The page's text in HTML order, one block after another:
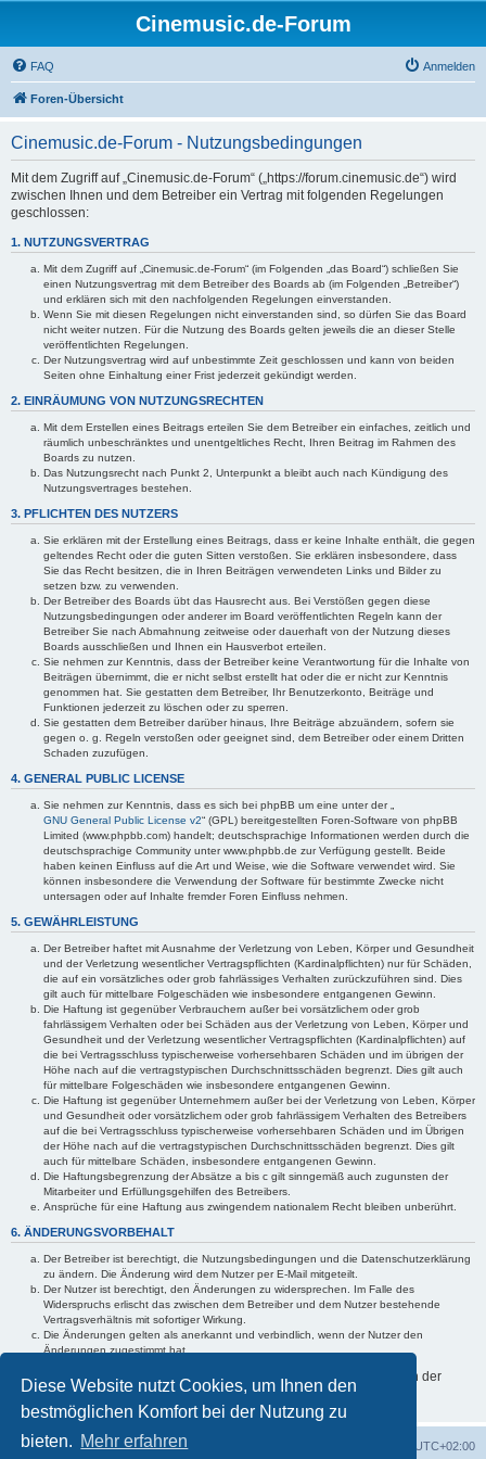
Diese Website nutzt Cookies, um Ihnen den
bestmöglichen Komfort bei der Nutzung zu
bieten. Mehr erfahren
Cinemusic.de-Forum
FAQ Anmelden
Foren-Übersicht
Cinemusic.de-Forum - Nutzungsbedingungen
Mit dem Zugriff auf „Cinemusic.de-Forum“ („https://forum.cinemusic.de“) wird
zwischen Ihnen und dem Betreiber ein Vertrag mit folgenden Regelungen
geschlossen:
1. NUTZUNGSVERTRAG
Mit dem Zugriff auf „Cinemusic.de-Forum“ (im Folgenden „das Board“) schließen Sie
einen Nutzungsvertrag mit dem Betreiber des Boards ab (im Folgenden „Betreiber“)
und erklären sich mit den nachfolgenden Regelungen einverstanden.
Wenn Sie mit diesen Regelungen nicht einverstanden sind, so dürfen Sie das Board
nicht weiter nutzen. Für die Nutzung des Boards gelten jeweils die an dieser Stelle
veröffentlichten Regelungen.
Der Nutzungsvertrag wird auf unbestimmte Zeit geschlossen und kann von beiden
Seiten ohne Einhaltung einer Frist jederzeit gekündigt werden.
2. EINRÄUMUNG VON NUTZUNGSRECHTEN
Mit dem Erstellen eines Beitrags erteilen Sie dem Betreiber ein einfaches, zeitlich und
räumlich unbeschränktes und unentgeltliches Recht, Ihren Beitrag im Rahmen des
Boards zu nutzen.
Das Nutzungsrecht nach Punkt 2, Unterpunkt a bleibt auch nach Kündigung des
Nutzungsvertrages bestehen.
3. PFLICHTEN DES NUTZERS
Sie erklären mit der Erstellung eines Beitrags, dass er keine Inhalte enthält, die gegen
geltendes Recht oder die guten Sitten verstoßen. Sie erklären insbesondere, dass
Sie das Recht besitzen, die in Ihren Beiträgen verwendeten Links und Bilder zu
setzen bzw. zu verwenden.
Der Betreiber des Boards übt das Hausrecht aus. Bei Verstößen gegen diese
Nutzungsbedingungen oder anderer im Board veröffentlichten Regeln kann der
Betreiber Sie nach Abmahnung zeitweise oder dauerhaft von der Nutzung dieses
Boards ausschließen und Ihnen ein Hausverbot erteilen.
Sie nehmen zur Kenntnis, dass der Betreiber keine Verantwortung für die Inhalte von
Beiträgen übernimmt, die er nicht selbst erstellt hat oder die er nicht zur Kenntnis
genommen hat. Sie gestatten dem Betreiber, Ihr Benutzerkonto, Beiträge und
Funktionen jederzeit zu löschen oder zu sperren.
Sie gestatten dem Betreiber darüber hinaus, Ihre Beiträge abzuändern, sofern sie
gegen o. g. Regeln verstoßen oder geeignet sind, dem Betreiber oder einem Dritten
Schaden zuzufügen.
4. GENERAL PUBLIC LICENSE
Sie nehmen zur Kenntnis, dass es sich bei phpBB um eine unter der „
GNU General Public License v2“ (GPL) bereitgestellten Foren-Software von phpBB
Limited (www.phpbb.com) handelt; deutschsprachige Informationen werden durch die
deutschsprachige Community unter www.phpbb.de zur Verfügung gestellt. Beide
haben keinen Einfluss auf die Art und Weise, wie die Software verwendet wird. Sie
können insbesondere die Verwendung der Software für bestimmte Zwecke nicht
untersagen oder auf Inhalte fremder Foren Einfluss nehmen.
5. GEWÄHRLEISTUNG
Der Betreiber haftet mit Ausnahme der Verletzung von Leben, Körper und Gesundheit
und der Verletzung wesentlicher Vertragspflichten (Kardinalpflichten) nur für Schäden,
die auf ein vorsätzliches oder grob fahrlässiges Verhalten zurückzuführen sind. Dies
gilt auch für mittelbare Folgeschäden wie insbesondere entgangenen Gewinn.
Die Haftung ist gegenüber Verbrauchern außer bei vorsätzlichem oder grob
fahrlässigem Verhalten oder bei Schäden aus der Verletzung von Leben, Körper und
Gesundheit und der Verletzung wesentlicher Vertragspflichten (Kardinalpflichten) auf
die bei Vertragsschluss typischerweise vorhersehbaren Schäden und im übrigen der
Höhe nach auf die vertragstypischen Durchschnittsschäden begrenzt. Dies gilt auch
für mittelbare Folgeschäden wie insbesondere entgangenen Gewinn.
Die Haftung ist gegenüber Unternehmern außer bei der Verletzung von Leben, Körper
und Gesundheit oder vorsätzlichem oder grob fahrlässigem Verhalten des Betreibers
auf die bei Vertragsschluss typischerweise vorhersehbaren Schäden und im Übrigen
der Höhe nach auf die vertragstypischen Durchschnittsschäden begrenzt. Dies gilt
auch für mittelbare Schäden, insbesondere entgangenen Gewinn.
Die Haftungsbegrenzung der Absätze a bis c gilt sinngemäß auch zugunsten der
Mitarbeiter und Erfüllungsgehilfen des Betreibers.
Ansprüche für eine Haftung aus zwingendem nationalem Recht bleiben unberührt.
6. ÄNDERUNGSVORBEHALT
Der Betreiber ist berechtigt, die Nutzungsbedingungen und die Datenschutzerklärung
zu ändern. Die Änderung wird dem Nutzer per E-Mail mitgeteilt.
Der Nutzer ist berechtigt, den Änderungen zu widersprechen. Im Falle des
Widerspruchs erlischt das zwischen dem Betreiber und dem Nutzer bestehende
Vertragsverhältnis mit sofortiger Wirkung.
Die Änderungen gelten als anerkannt und verbindlich, wenn der Nutzer den
Änderungen zugestimmt hat.
Informationen über den Umgang mit Ihren persönlichen Daten sind in der
Datenschutzerklärung enthalten.
Foren-Übersicht UTC+02:00